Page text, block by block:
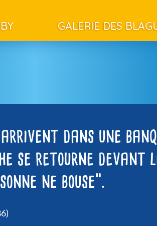
GALERIE DES
dans une
se retourne
ne bouse”.